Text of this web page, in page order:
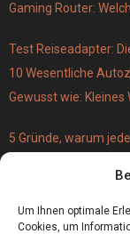
Um Ihnen optimale
Cookies, um
Gaming Router:
Test Reiseadapter:
10 Wesentliche
Gewusst wie:
5 Gründe, warum
Bestecktaschen